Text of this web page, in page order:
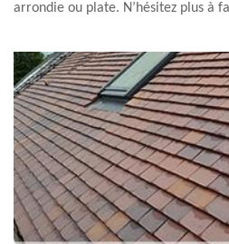
arrondie ou plate. N’hésitez plus à